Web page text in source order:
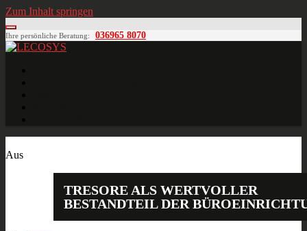
Zum Inhalt springen
Ihre persönliche Beratung: 036965 8070
Aus
TRESORE ALS WERTVOLLER
BESTANDTEIL DER